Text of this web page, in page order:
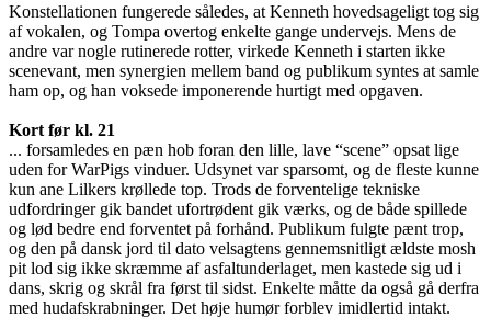
Konstellationen fungerede således, at Kenneth hovedsageligt tog sig
af vokalen, og Tompa overtog enkelte gange undervejs. Mens de
andre var nogle rutinerede rotter, virkede Kenneth i starten ikke
scenevant, men synergien mellem band og publikum syntes at samle
ham op, og han voksede imponerende hurtigt med opgaven.
Kort før kl. 21
... forsamledes en pæn hob foran den lille, lave “scene” opsat lige
uden for WarPigs vinduer. Udsynet var sparsomt, og de fleste kunne
kun ane Lilkers krøllede top. Trods de forventelige tekniske
udfordringer gik bandet ufortrødent gik værks, og de både spillede
og lød bedre end forventet på forhånd. Publikum fulgte pænt trop,
og den på dansk jord til dato velsagtens gennemsnitligt ældste mosh
pit lod sig ikke skræmme af asfaltunderlaget, men kastede sig ud i
dans, skrig og skrål fra først til sidst. Enkelte måtte da også gå derfra
med hudafskrabninger. Det høje humør forblev imidlertid intakt.